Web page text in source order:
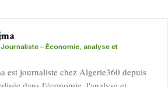
Journaliste – Économie, analyse et
est journaliste chez Algerie360 depuis